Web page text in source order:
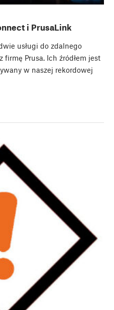
i PrusaLink
usługi do zdalnego
Prusa. Ich źródłem jest
w naszej rekordowej